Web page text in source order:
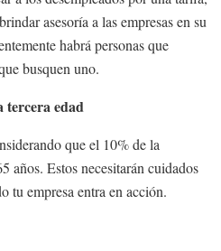
asesoría a las empresas en su
habrá personas que
busquen uno.
tercera edad
que el 10% de la
años. Estos necesitarán cuidados
tu empresa entra en acción.